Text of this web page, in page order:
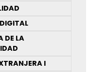
DE LA
I